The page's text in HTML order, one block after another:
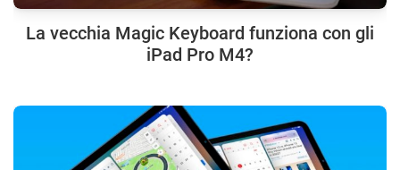
La vecchia Magic Keyboard funziona con gli
iPad Pro M4?